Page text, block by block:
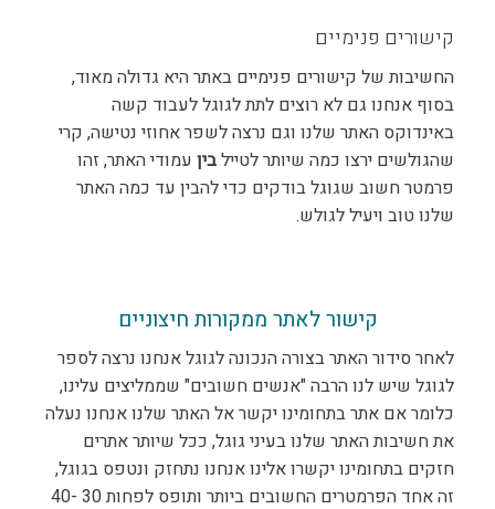
קישורים פנימיים
החשיבות של קישורים פנימיים באתר היא גדולה מאוד,
בסוף אנחנו גם לא רוצים לתת לגוגל לעבוד קשה
באינדוקס האתר שלנו וגם נרצה לשפר אחוזי נטישה, קרי
שהגולשים ירצו כמה שיותר לטיילבין עמודי האתר, זהו
פרמטר חשוב שגוגל בודקים כדי להבין עד כמה האתר
שלנו טוב ויעיל לגולש.
קישור לאתר ממקורות חיצוניים
לאחר סידור האתר בצורה הנכונה לגוגל אנחנו נרצה לספר
לגוגל שיש לנו הרבה "אנשים חשובים" שממליצים עלינו,
כלומר אם אתר בתחומינו יקשר אל האתר שלנו אנחנו נעלה
את חשיבות האתר שלנו בעיני גוגל, ככל שיותר אתרים
חזקים בתחומינו יקשרו אלינו אנחנו נתחזק ונטפס בגוגל,
זה אחד הפרמטרים החשובים ביותר ותופס לפחות 30 -40